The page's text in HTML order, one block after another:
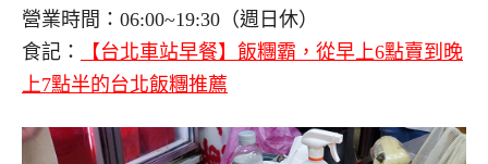
營業時間：06:00~19:30（週日休）
食記：
【台北車站早餐】飯糰霸，從早上6點賣到晚
上7點半的台北飯糰推薦